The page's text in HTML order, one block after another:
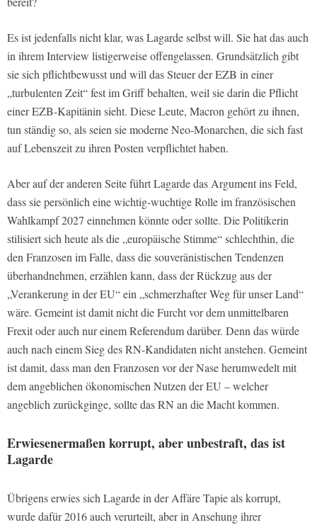
Es ist jedenfalls nicht klar, was Lagarde selbst will. Sie hat das auch
in ihrem Interview listigerweise offengelassen. Grundsätzlich gibt
sie sich pflichtbewusst und will das Steuer der EZB in einer
„turbulenten Zeit“ fest im Griff behalten, weil sie darin die Pflicht
einer EZB-Kapitänin sieht. Diese Leute, Macron gehört zu ihnen,
tun ständig so, als seien sie moderne Neo-Monarchen, die sich fast
auf Lebenszeit zu ihren Posten verpflichtet haben.
Aber auf der anderen Seite führt Lagarde das Argument ins Feld,
dass sie persönlich eine wichtig-wuchtige Rolle im französischen
Wahlkampf 2027 einnehmen könnte oder sollte. Die Politikerin
stilisiert sich heute als die „europäische Stimme“ schlechthin, die
den Franzosen im Falle, dass die souveränistischen Tendenzen
überhandnehmen, erzählen kann, dass der Rückzug aus der
„Verankerung in der EU“ ein „schmerzhafter Weg für unser Land“
wäre. Gemeint ist damit nicht die Furcht vor dem unmittelbaren
Frexit oder auch nur einem Referendum darüber. Denn das würde
auch nach einem Sieg des RN-Kandidaten nicht anstehen. Gemeint
ist damit, dass man den Franzosen vor der Nase herumwedelt mit
dem angeblichen ökonomischen Nutzen der EU – welcher
angeblich zurückginge, sollte das RN an die Macht kommen.
Erwiesenermaßen korrupt, aber unbestraft, das ist
Lagarde
Übrigens erwies sich Lagarde in der Affäre Tapie als korrupt,
wurde dafür 2016 auch verurteilt, aber in Ansehung ihrer